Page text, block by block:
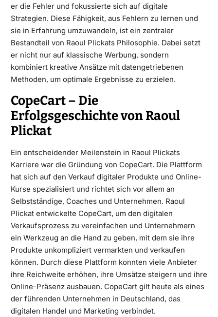
er die Fehler und fokussierte sich auf digitale
Strategien. Diese Fähigkeit, aus Fehlern zu lernen und
sie in Erfahrung umzuwandeln, ist ein zentraler
Bestandteil von Raoul Plickats Philosophie. Dabei setzt
er nicht nur auf klassische Werbung, sondern
kombiniert kreative Ansätze mit datengetriebenen
Methoden, um optimale Ergebnisse zu erzielen.
CopeCart – Die
Erfolgsgeschichte von Raoul
Plickat
Ein entscheidender Meilenstein in Raoul Plickats
Karriere war die Gründung von CopeCart. Die Plattform
hat sich auf den Verkauf digitaler Produkte und Online-
Kurse spezialisiert und richtet sich vor allem an
Selbstständige, Coaches und Unternehmen. Raoul
Plickat entwickelte CopeCart, um den digitalen
Verkaufsprozess zu vereinfachen und Unternehmern
ein Werkzeug an die Hand zu geben, mit dem sie ihre
Produkte unkompliziert vermarkten und verkaufen
können. Durch diese Plattform konnten viele Anbieter
ihre Reichweite erhöhen, ihre Umsätze steigern und ihre
Online-Präsenz ausbauen. CopeCart gilt heute als eines
der führenden Unternehmen in Deutschland, das
digitalen Handel und Marketing verbindet.